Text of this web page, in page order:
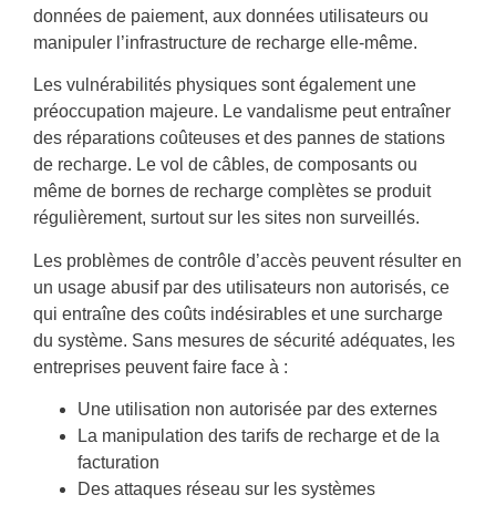
données de paiement, aux données utilisateurs ou
manipuler l’infrastructure de recharge elle-même.
Les vulnérabilités physiques sont également une
préoccupation majeure. Le vandalisme peut entraîner
des réparations coûteuses et des pannes de stations
de recharge. Le vol de câbles, de composants ou
même de bornes de recharge complètes se produit
régulièrement, surtout sur les sites non surveillés.
Les problèmes de contrôle d’accès peuvent résulter en
un usage abusif par des utilisateurs non autorisés, ce
qui entraîne des coûts indésirables et une surcharge
du système. Sans mesures de sécurité adéquates, les
entreprises peuvent faire face à :
Une utilisation non autorisée par des externes
La manipulation des tarifs de recharge et de la
facturation
Des attaques réseau sur les systèmes